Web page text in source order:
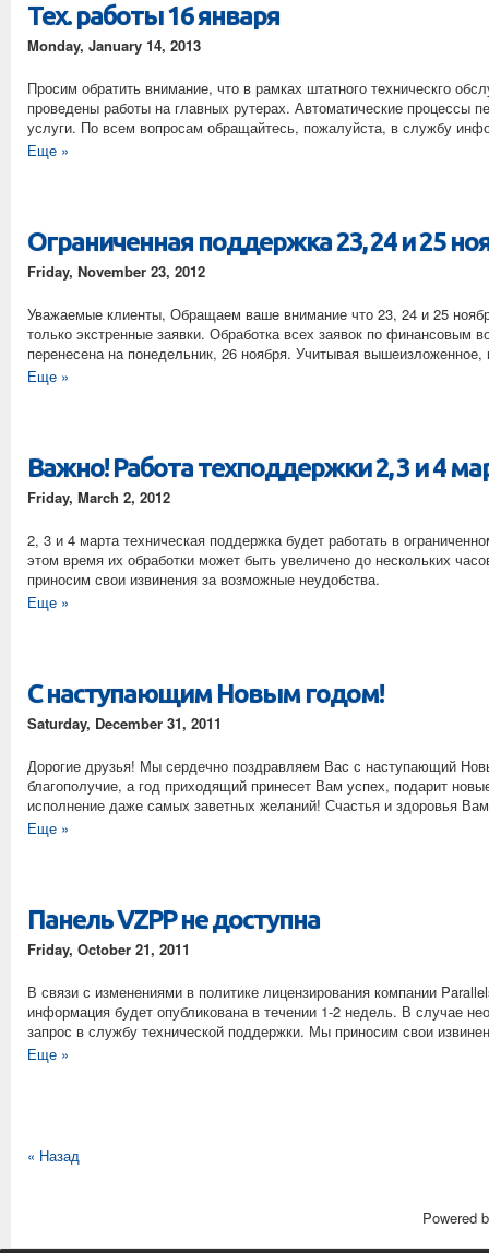
Тех. работы 16 января
Monday, January 14, 2013
Просим обратить внимание, что в рамках штатного техническго
проведены работы на главных рутерах. Автоматические процессы
услуги. По всем вопросам обращайтесь, пожалуйста, в службу
Еще »
Ограниченная поддержка 23, 24 и 25
Friday, November 23, 2012
Уважаемые клиенты, Обращаем ваше внимание что 23, 24 и 25
только экстренные заявки. Обработка всех заявок по финансовым
перенесена на понедельник, 26 ноября. Учитывая
Еще »
Важно! Работа техподдержки 2, 3 и 4
Friday, March 2, 2012
2, 3 и 4 марта техническая поддержка будет работать в
этом время их обработки может быть увеличено до нескольких
приносим свои извинения за возможные неудобства.
Еще »
С наступающим Новым годом!
Saturday, December 31, 2011
Дорогие друзья! Мы сердечно поздравляем Вас с наступающий
благополучие, а год приходящий принесет Вам успех, подарит
исполнение даже самых заветных желаний! Счастья и здоровья
Еще »
Панель VZPP не доступна
Friday, October 21, 2011
В связи с изменениями в политике лицензирования компании
информация будет опубликована в течении 1-2 недель. В случае
запрос в службу технической поддержки. Мы приносим свои
Еще »
« Назад
Powered